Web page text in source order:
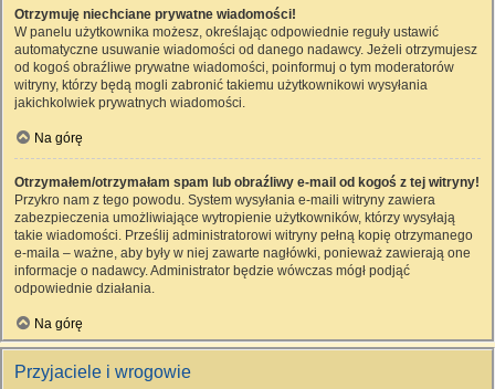
Otrzymuję niechciane prywatne wiadomości!
W panelu użytkownika możesz, określając odpowiednie reguły ustawić
automatyczne usuwanie wiadomości od danego nadawcy. Jeżeli otrzymujesz
od kogoś obraźliwe prywatne wiadomości, poinformuj o tym moderatorów
witryny, którzy będą mogli zabronić takiemu użytkownikowi wysyłania
jakichkolwiek prywatnych wiadomości.
Na górę
Otrzymałem/otrzymałam spam lub obraźliwy e-mail od kogoś z tej witryny!
Przykro nam z tego powodu. System wysyłania e-maili witryny zawiera
zabezpieczenia umożliwiające wytropienie użytkowników, którzy wysyłają
takie wiadomości. Prześlij administratorowi witryny pełną kopię otrzymanego
e-maila – ważne, aby były w niej zawarte nagłówki, ponieważ zawierają one
informacje o nadawcy. Administrator będzie wówczas mógł podjąć
odpowiednie działania.
Na górę
Przyjaciele i wrogowie